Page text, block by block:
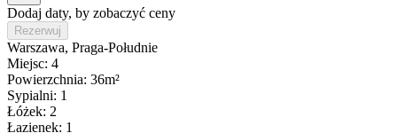
Dodaj daty, by zobaczyć ceny
Rezerwuj
Warszawa, Praga-Południe
Miejsc: 4
Powierzchnia: 36m²
Sypialni: 1
Łóżek: 2
Łazienek: 1